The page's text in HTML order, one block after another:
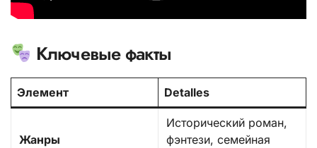
Ключевые факты
Элемент Detalles
Жанры
Исторический роман,
фэнтези, семейная